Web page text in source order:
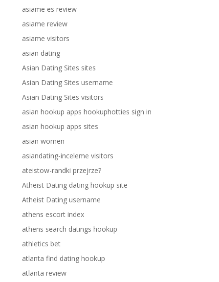
asiame es review
asiame review
asiame visitors
asian dating
Asian Dating Sites sites
Asian Dating Sites username
Asian Dating Sites visitors
asian hookup apps hookuphotties sign in
asian hookup apps sites
asian women
asiandating-inceleme visitors
ateistow-randki przejrze?
Atheist Dating dating hookup site
Atheist Dating username
athens escort index
athens search datings hookup
athletics bet
atlanta find dating hookup
atlanta review